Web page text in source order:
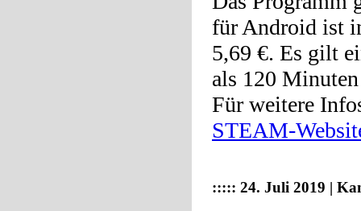
für Android ist
5,69 €. Es gilt
als 120
Für weitere
STEAM-
::::: 24. Juli 2019 |